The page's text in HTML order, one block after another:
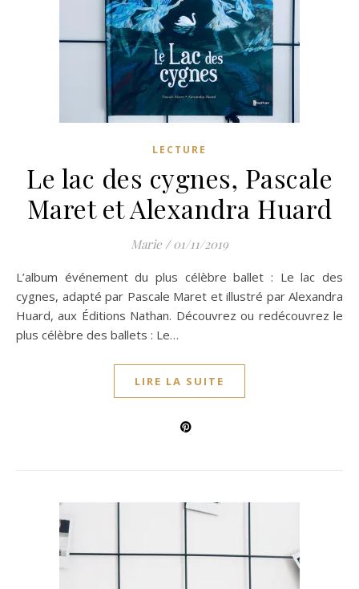
LECTURE
Le lac des cygnes, Pascale
Maret et Alexandra Huard
Marie / 01/11/2019
L’album événement du plus célèbre ballet : Le lac des
cygnes, adapté par Pascale Maret et illustré par Alexandra
Huard, aux Éditions Nathan. Découvrez ou redécouvrez le
plus célèbre des ballets : Le…
LIRE LA SUITE